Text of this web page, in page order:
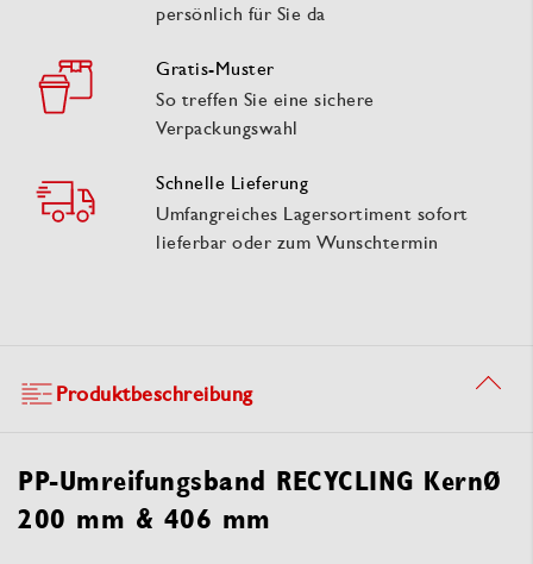
persönlich für Sie da
Gratis-Muster
So treffen Sie eine sichere
Verpackungswahl
Schnelle Lieferung
Umfangreiches Lagersortiment sofort
lieferbar oder zum Wunschtermin
Produktbeschreibung
PP-Umreifungsband RECYCLING KernØ
200 mm & 406 mm